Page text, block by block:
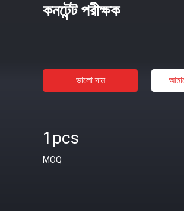
কনটেন্ট পরীক্ষক
ভালো দাম
1pcs
MOQ